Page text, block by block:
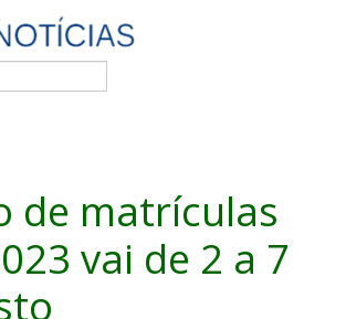
de matrículas
vai de 2 a 7